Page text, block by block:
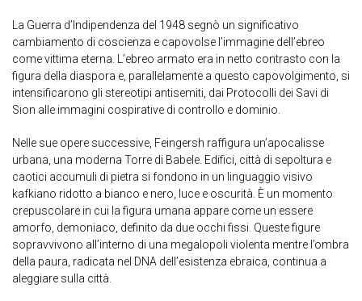
La Guerra d’Indipendenza del 1948 segnò un significativo
cambiamento di coscienza e capovolse l’immagine dell’ebreo
come vittima eterna. L’ebreo armato era in netto contrasto con la
figura della diaspora e, parallelamente a questo capovolgimento, si
intensificarono gli stereotipi antisemiti, dai Protocolli dei Savi di
Sion alle immagini cospirative di controllo e dominio.
Nelle sue opere successive, Feingersh raffigura un’apocalisse
urbana, una moderna Torre di Babele. Edifici, città di sepoltura e
caotici accumuli di pietra si fondono in un linguaggio visivo
kafkiano ridotto a bianco e nero, luce e oscurità. È un momento
crepuscolare in cui la figura umana appare come un essere
amorfo, demoniaco, definito da due occhi fissi. Queste figure
sopravvivono all’interno di una megalopoli violenta mentre l’ombra
della paura, radicata nel DNA dell’esistenza ebraica, continua a
aleggiare sulla città.